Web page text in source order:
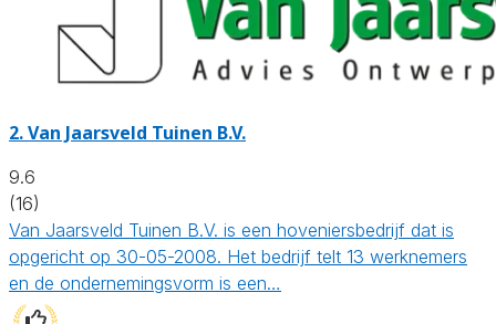
2.Van Jaarsveld Tuinen B.V.
9.6
(16)
Van Jaarsveld Tuinen B.V. is een hoveniersbedrijf dat is
opgericht op 30-05-2008. Het bedrijf telt 13 werknemers
en de ondernemingsvorm is een…